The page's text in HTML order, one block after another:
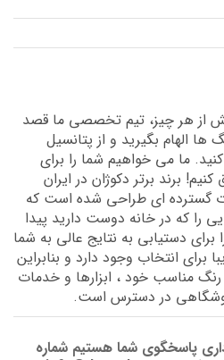
از هر چیز، تیم تخصصی ما قصد
ها الهام بگیرید و از پتانسیل
ما می خواهیم شما را برای
برند برتر دکوژان در ایران
گسترده ای طراحی شده است که
را که در خانه دوست دارید پیدا
دستیابی به نتایج عالی به شما
از 1200 رنگ زیبا برای انتخاب وجود دارد و بنابراین
مناسب خود ، ابزارها و خدمات
در دسترس است.
پاسخگوی شما هستیم شماره